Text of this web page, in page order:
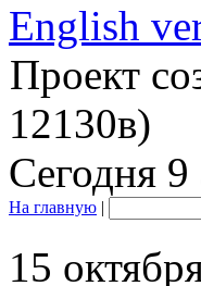
English
Проект
12130в)
Сегодня 9
На главную |
15